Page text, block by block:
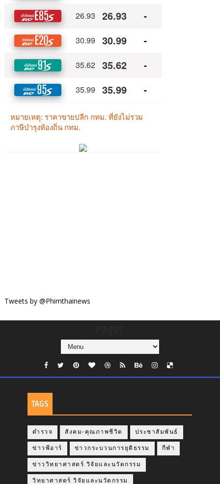
Tweets by @Phimthainews
TAGS
ตำรวจ สังคม-คุณภาพชีวิต ประชาสัมพันธ์
ข่าวพีอาร์ ข่าวกระบวนการยุติธรรม กีฬา
ข่าววิทยาศาสตร์ วิจัยและนวัตกรรม
วิทยาศาสตร์ วิจัยและนวัตกรรม